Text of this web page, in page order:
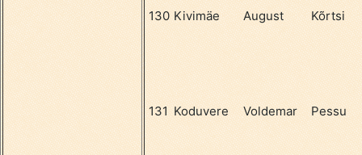
130 Kivimäe August Kõrtsi
131 Koduvere Voldemar Pessu